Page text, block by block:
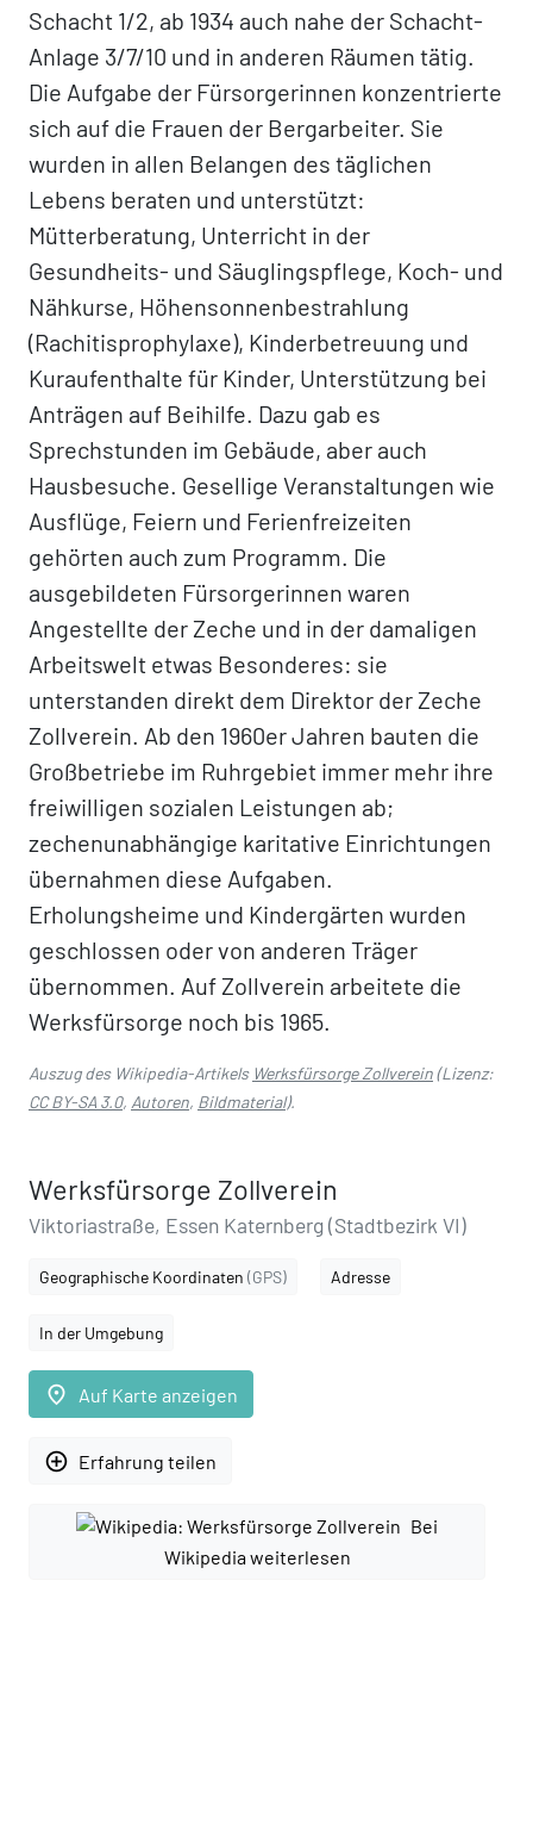
Schacht 1/2, ab 1934 auch nahe der Schacht-
Anlage 3/7/10 und in anderen Räumen tätig.
Die Aufgabe der Fürsorgerinnen konzentrierte
sich auf die Frauen der Bergarbeiter. Sie
wurden in allen Belangen des täglichen
Lebens beraten und unterstützt:
Mütterberatung, Unterricht in der
Gesundheits- und Säuglingspflege, Koch- und
Nähkurse, Höhensonnenbestrahlung
(Rachitisprophylaxe), Kinderbetreuung und
Kuraufenthalte für Kinder, Unterstützung bei
Anträgen auf Beihilfe. Dazu gab es
Sprechstunden im Gebäude, aber auch
Hausbesuche. Gesellige Veranstaltungen wie
Ausflüge, Feiern und Ferienfreizeiten
gehörten auch zum Programm. Die
ausgebildeten Fürsorgerinnen waren
Angestellte der Zeche und in der damaligen
Arbeitswelt etwas Besonderes: sie
unterstanden direkt dem Direktor der Zeche
Zollverein. Ab den 1960er Jahren bauten die
Großbetriebe im Ruhrgebiet immer mehr ihre
freiwilligen sozialen Leistungen ab;
zechenunabhängige karitative Einrichtungen
übernahmen diese Aufgaben.
Erholungsheime und Kindergärten wurden
geschlossen oder von anderen Träger
übernommen. Auf Zollverein arbeitete die
Werksfürsorge noch bis 1965.
Auszug des Wikipedia-Artikels Werksfürsorge Zollverein(Lizenz:
CC BY-SA 3.0, Autoren, Bildmaterial).
Werksfürsorge Zollverein
Viktoriastraße, Essen Katernberg (Stadtbezirk VI)
Geographische Koordinaten (GPS) Adresse
In der Umgebung
place Auf Karte anzeigen
add_circle_outline Erfahrung teilen
Bei
Wikipedia weiterlesen